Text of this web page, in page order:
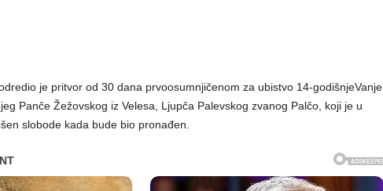
je pritvor od 30 dana prvoosumnjičenom za ubistvo 14-godišnjeVanje
Panče Žežovskog iz Velesa, Ljupča Palevskog zvanog Palčo, koji je u
slobode kada bude bio pronađen.